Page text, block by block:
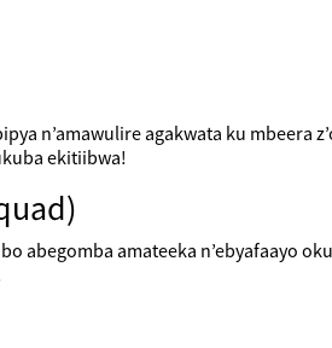
n’amawulire agakwata ku mbeera
ekitiibwa!
abegomba amateeka n’ebyafaayo